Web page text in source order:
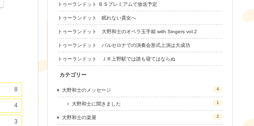
8
4
3
トゥーランドット ＢＳプレミアムで放送予定
トゥーランドット 眠れない貴女へ
トゥーランドット 大野和士のオペラ玉手箱 with Singers vol.2
トゥーランドット バルセロナでの演奏会形式上演は大成功
トゥーランドット ＪＲ上野駅では誰も寝てはならぬ
カテゴリー
大野和士のメッセージ 4
大野和士に聞きました 1
大野和士の楽屋 2